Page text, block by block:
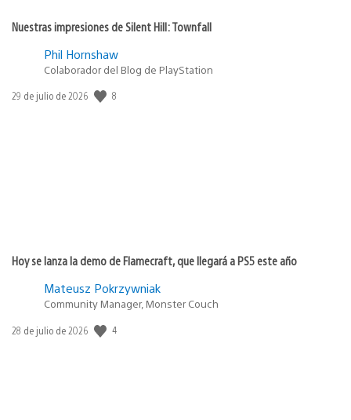
Nuestras impresiones de Silent Hill: Townfall
Phil Hornshaw
Colaborador del Blog de PlayStation
Fecha
29 de julio de 2026 8
Hoy se lanza la demo de Flamecraft, que llegará a PS5 este año
Mateusz Pokrzywniak
Community Manager, Monster Couch
Fecha
28 de julio de 2026 4